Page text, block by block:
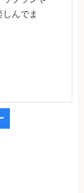
んでま